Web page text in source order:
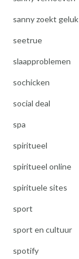
sanny zoekt geluk
seetrue
slaapproblemen
sochicken
social deal
spa
spiritueel
spiritueel online
spirituele sites
sport
sport en cultuur
spotify